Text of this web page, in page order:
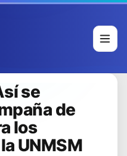
se
de
los
UNMSM